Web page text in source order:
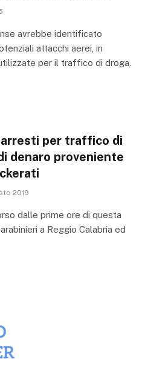
avrebbe identificato
attacchi aerei, in
per il traffico di droga.
arresti per traffico di
denaro proveniente
2019
dalle prime ore di questa
a Reggio Calabria ed